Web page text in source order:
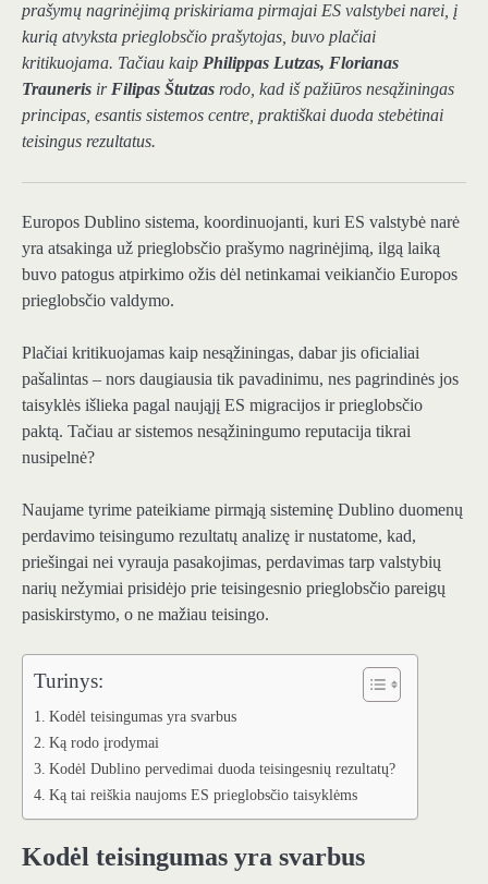
prašymų nagrinėjimą priskiriama pirmajai ES valstybei narei, į
kurią atvyksta prieglobsčio prašytojas, buvo plačiai
kritikuojama. Tačiau kaip Philippas Lutzas, Florianas
Trauneris irFilipas Štutzas rodo, kad iš pažiūros nesąžiningas
principas, esantis sistemos centre, praktiškai duoda stebėtinai
teisingus rezultatus.
Europos Dublino sistema, koordinuojanti, kuri ES valstybė narė
yra atsakinga už prieglobsčio prašymo nagrinėjimą, ilgą laiką
buvo patogus atpirkimo ožis dėl netinkamai veikiančio Europos
prieglobsčio valdymo.
Plačiai kritikuojamas kaip nesąžiningas, dabar jis oficialiai
pašalintas – nors daugiausia tik pavadinimu, nes pagrindinės jos
taisyklės išlieka pagal naująjį ES migracijos ir prieglobsčio
paktą. Tačiau ar sistemos nesąžiningumo reputacija tikrai
nusipelnė?
Naujame tyrime pateikiame pirmąją sisteminę Dublino duomenų
perdavimo teisingumo rezultatų analizę ir nustatome, kad,
priešingai nei vyrauja pasakojimas, perdavimas tarp valstybių
narių nežymiai prisidėjo prie teisingesnio prieglobsčio pareigų
pasiskirstymo, o ne mažiau teisingo.
Turinys:
Kodėl teisingumas yra svarbus
Ką rodo įrodymai
Kodėl Dublino pervedimai duoda teisingesnių rezultatų?
Ką tai reiškia naujoms ES prieglobsčio taisyklėms
Kodėl teisingumas yra svarbus